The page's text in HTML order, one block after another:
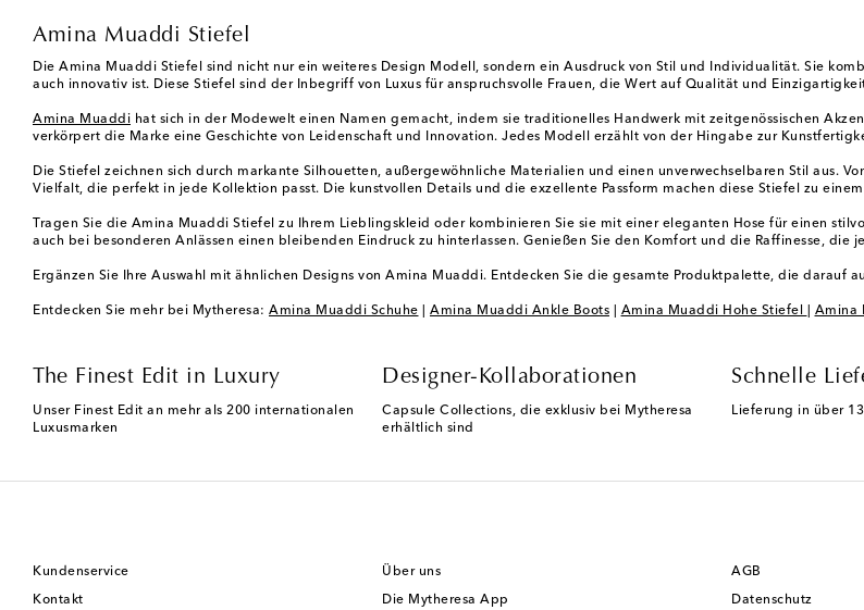
Amina Muaddi Stiefel
Die Amina Muaddi Stiefel sind nicht nur ein weiteres Design Modell, sondern ein Ausdruck von Stil und Individualität. Sie
auch innovativ ist. Diese Stiefel sind der Inbegriff von Luxus für anspruchsvolle Frauen, die Wert auf Qualität und
Amina Muaddi hat sich in der Modewelt einen Namen gemacht, indem sie traditionelles Handwerk mit zeitgenössischen
verkörpert die Marke eine Geschichte von Leidenschaft und Innovation. Jedes Modell erzählt von der Hingabe zur
Die Stiefel zeichnen sich durch markante Silhouetten, außergewöhnliche Materialien und einen unverwechselbaren Stil aus.
Vielfalt, die perfekt in jede Kollektion passt. Die kunstvollen Details und die exzellente Passform machen diese Stiefel zu
Tragen Sie die Amina Muaddi Stiefel zu Ihrem Lieblingskleid oder kombinieren Sie sie mit einer eleganten Hose für einen
auch bei besonderen Anlässen einen bleibenden Eindruck zu hinterlassen. Genießen Sie den Komfort und die Raffinesse, die
Ergänzen Sie Ihre Auswahl mit ähnlichen Designs von Amina Muaddi. Entdecken Sie die gesamte Produktpalette, die darauf
Entdecken Sie mehr bei Mytheresa: Amina Muaddi Schuhe Amina Muaddi Ankle Boots Amina Muaddi Hohe Stiefel Amina
The Finest Edit in Luxury
Unser Finest Edit an mehr als 200 internationalen
Luxusmarken
Designer-Kollaborationen
Capsule Collections, die exklusiv bei Mytheresa
erhältlich sind
Schnelle
Lieferung in über
Kundenservice
Kontakt
Über uns
Die Mytheresa App
AGB
Datenschutz